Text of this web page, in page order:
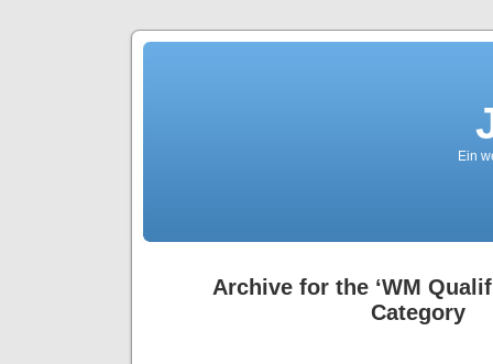
Ein
Archive for the ‘WM
Category